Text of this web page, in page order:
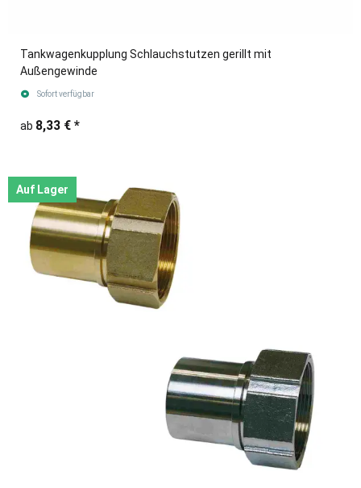
Tankwagenkupplung Schlauchstutzen gerillt mit
Außengewinde
Sofort verfügbar
ab 8,33 € *
Auf Lager